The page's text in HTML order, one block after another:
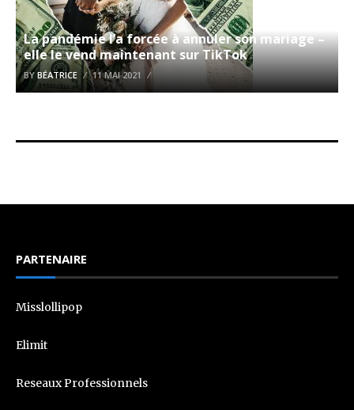
La pandémie l’a forcée à annuler son mariage –
elle le vend maintenant sur TikTok
BY BÉATRICE 11 MAI 2021
PARTENAIRE
Misslollipop
Elimit
Reseaux Professionnels